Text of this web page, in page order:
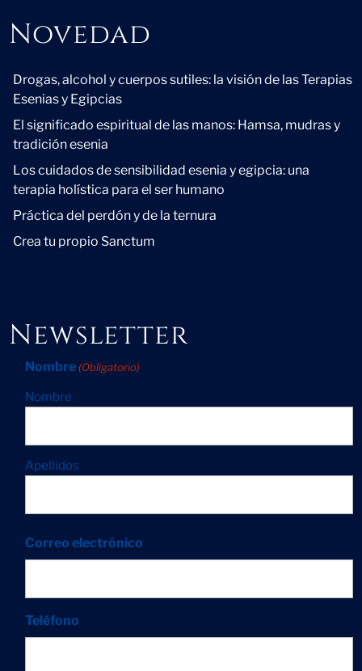
Novedad
Drogas, alcohol y cuerpos sutiles: la visión de las Terapias
Esenias y Egipcias
El significado espiritual de las manos: Hamsa, mudras y
tradición esenia
Los cuidados de sensibilidad esenia y egipcia: una
terapia holística para el ser humano
Práctica del perdón y de la ternura
Crea tu propio Sanctum
Newsletter
Nombre (Obligatorio)
Nombre
Apellidos
Correo electrónico
Teléfono